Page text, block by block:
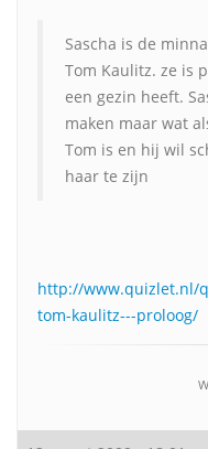
Sascha is de
Tom Kaulitz. ze is
een gezin heeft.
maken maar wat
Tom is en hij wil
haar te zijn
http://www.quizlet.nl/
tom-kaulitz---proloog/